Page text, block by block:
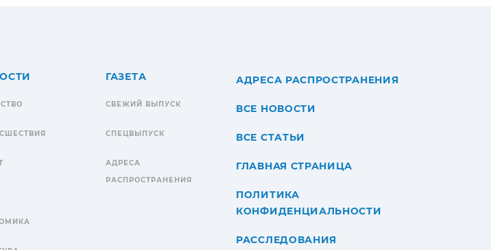
ГАЗЕТА
СВЕЖИЙ ВЫПУСК
СПЕЦВЫПУСК
АДРЕСА
РАСПРОСТРАНЕНИЯ
АДРЕСА РАСПРОСТРАНЕНИЯ
ВСЕ НОВОСТИ
ВСЕ СТАТЬИ
ГЛАВНАЯ СТРАНИЦА
ПОЛИТИКА
КОНФИДЕНЦИАЛЬНОСТИ
РАССЛЕДОВАНИЯ